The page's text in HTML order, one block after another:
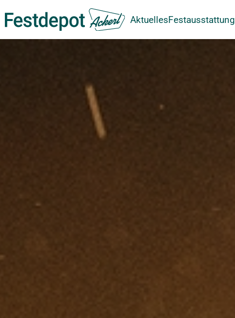
Zum Hauptinhalt springen AktuellesFestausstattung